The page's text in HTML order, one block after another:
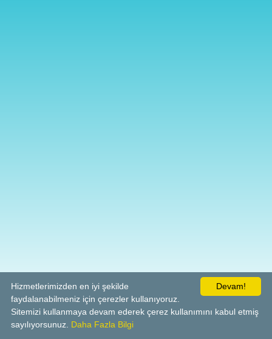
Devam!
Hizmetlerimizden en iyi şekilde
faydalanabilmeniz için çerezler kullanıyoruz.
Sitemizi kullanmaya devam ederek çerez kullanımını kabul etmiş
sayılıyorsunuz. Daha Fazla Bilgi